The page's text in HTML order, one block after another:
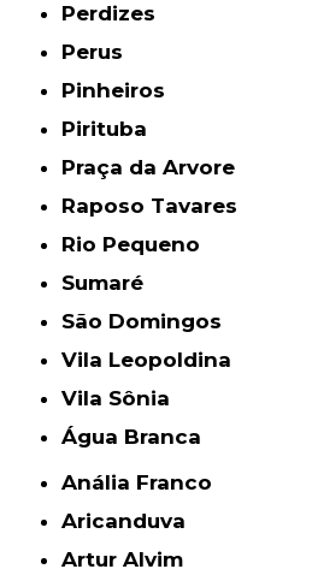
Perdizes
Perus
Pinheiros
Pirituba
Praça da Arvore
Raposo Tavares
Rio Pequeno
Sumaré
São Domingos
Vila Leopoldina
Vila Sônia
Água Branca
Anália Franco
Aricanduva
Artur Alvim